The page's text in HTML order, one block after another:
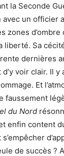
la Seconde
un officier
zones
liberté. Sa
dernières
d’y voir clair. Il
Et
faussement
du Nord
enfin content
de succès ?